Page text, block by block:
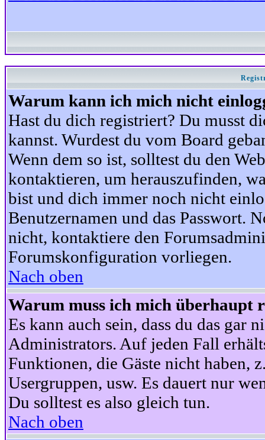
Warum kann ich mich nicht
Hast du dich registriert? Du musst
kannst. Wurdest du vom Board
Wenn dem so ist, solltest du den
kontaktieren, um herauszufinden,
bist und dich immer noch nicht
Benutzernamen und das Passwort.
nicht, kontaktiere den
Forumskonfiguration vorliegen.
Nach oben
Warum muss ich mich überhaupt
Es kann auch sein, dass du das gar
Administrators. Auf jeden Fall
Funktionen, die Gäste nicht haben,
Usergruppen, usw. Es dauert nur
Du solltest es also gleich tun.
Nach oben